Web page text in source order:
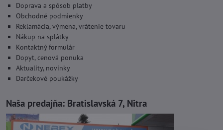
Doprava a spôsob platby
Obchodné podmienky
Reklamácia, výmena, vrátenie tovaru
Nákup na splátky
Kontaktný formulár
Dopyt, cenová ponuka
Aktuality, novinky
Darčekové poukážky
Naša predajňa: Bratislavská 7, Nitra